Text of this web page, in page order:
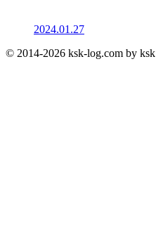
2024.01.27
© 2014-2026 ksk-log.com by ksk